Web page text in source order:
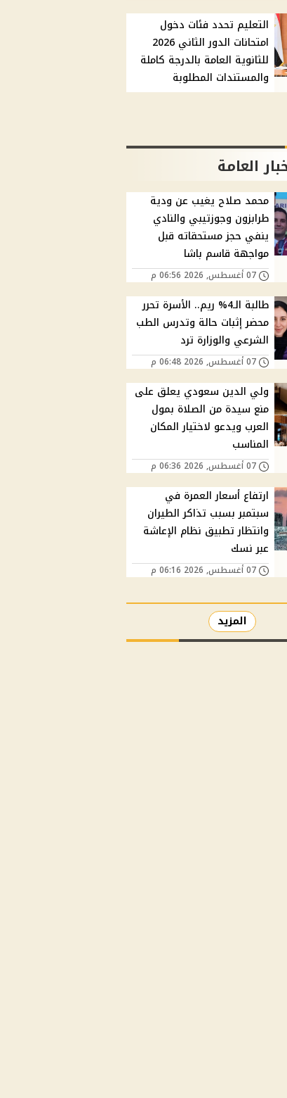
التعليم تحدد فئات دخول
امتحانات الدور الثاني 2026
للثانوية العامة بالدرجة كاملة
والمستندات المطلوبة
العامة
محمد صلاح يغيب عن ودية
طرابزون وجوزتيبي والنادي
ينفي حجز مستحقاته قبل
مواجهة قاسم باشا
07 أغسطس, 2026 06:56 م
طالبة الـ4% ريم.. الأسرة تحرر
محضر إثبات حالة وتدرس الطب
الشرعي والوزارة ترد
07 أغسطس, 2026 06:48 م
ولي الدين سعودي يعلق على
منع سيدة من الصلاة بمول
العرب ويدعو لاختيار المكان
المناسب
07 أغسطس, 2026 06:36 م
ارتفاع أسعار العمرة في
سبتمبر بسبب تذاكر الطيران
وانتظار تطبيق نظام الإعاشة
عبر نسك
07 أغسطس, 2026 06:16 م
المزيد